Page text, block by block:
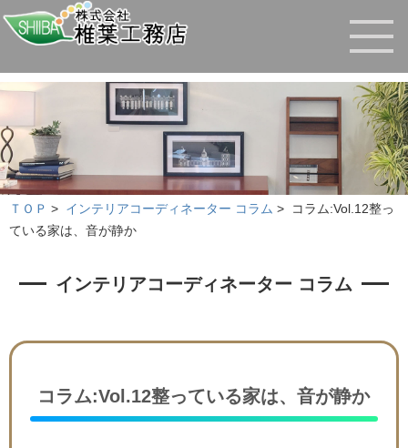
ＴＯＰ > インテリアコーディネーター コラム >
コラム:Vol.12整っ
ている家は、音が静か
インテリアコーディネーター コラム
コラム:Vol.12整っている家は、音が静か